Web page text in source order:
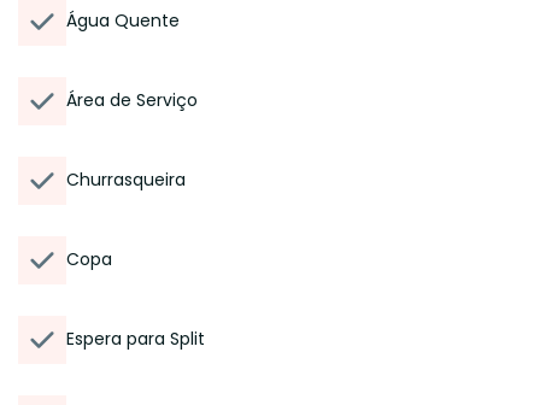
Água Quente
Área de Serviço
Churrasqueira
Copa
Espera para Split